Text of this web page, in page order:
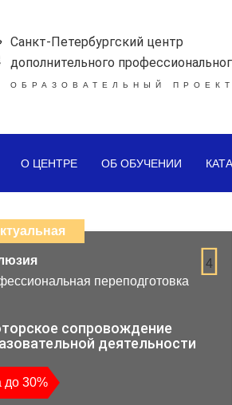
Санкт-Петербургский центр
дополнительного
ОБРАЗОВАТЕЛЬНЫЙ ПРОЕКТ
О ЦЕНТРЕ ОБ ОБУЧЕНИИ
4
переподготовка
сопровождение
деятельности
до 30%